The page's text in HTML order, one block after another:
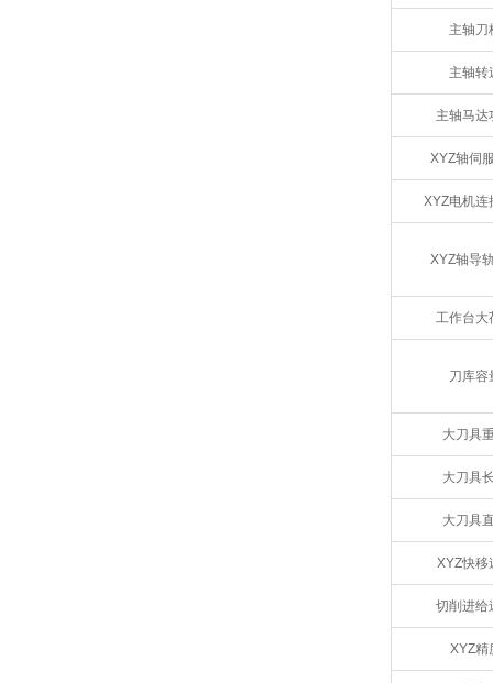
主轴刀
主轴转
主轴马达
XYZ轴伺
XYZ电机连
XYZ轴导
工作台大
刀库容
大刀具
大刀具
大刀具
XYZ快移
切削进给
XYZ精